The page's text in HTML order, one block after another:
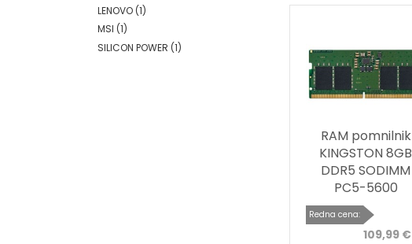
LENOVO (1)
MSI (1)
SILICON POWER (1)
RAM pomnilnik
KINGSTON 8GB
DDR5 SODIMM
PC5-5600
Redna cena:
109,99 €